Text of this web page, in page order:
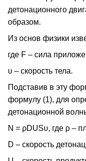
детонационного
образом.
Из основ физики
где F – сила
υ – скорость тела.
Подставив в эту
формулу (1), для
детонационной
N = ρDUSυ, где ρ –
D – скорость